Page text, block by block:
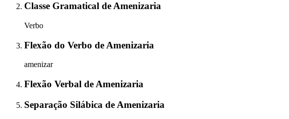
Classe Gramatical de Amenizaria
Verbo
Flexão do Verbo de Amenizaria
amenizar
Flexão Verbal de Amenizaria
Separação Silábica de Amenizaria